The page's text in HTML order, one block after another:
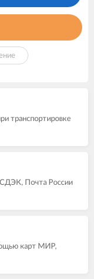
транспортировке
СДЭК, Почта России
карт МИР,